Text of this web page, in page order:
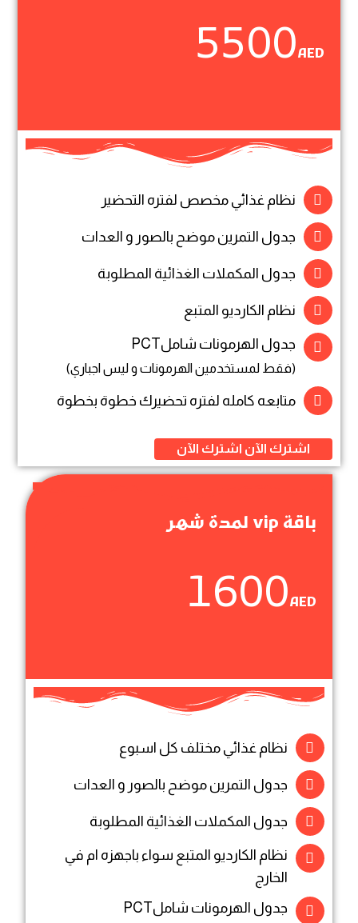
5500AED
نظام غذائي مخصص لفتره التحضير
جدول التمرين موضح بالصور و العدات
جدول المكملات الغذائية المطلوبة
نظام الكارديو المتبع
جدول الهرمونات شاملPCT
(فقط لمستخدمين الهرمونات و ليس اجباري)
متابعه كامله لفتره تحضيرك خطوة بخطوة
اشترك الآن اشترك الآن
باقة vip لمدة شهر
1600AED
نظام غذائي مختلف كل اسبوع
جدول التمرين موضح بالصور و العدات
جدول المكملات الغذائية المطلوبة
نظام الكارديو المتبع سواء باجهزه ام في
الخارج
جدول الهرمونات شاملPCT